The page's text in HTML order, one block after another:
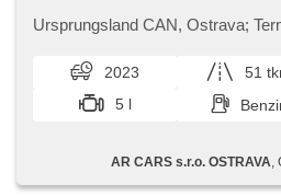
sedadla, Sportsitze, El.
Spiegel, El. Deckel des
volantem, Klimaautomatik, LED
Zentralverriegelung mit
Geschwindigkeitsregelung,
Ursprungsland CAN,​ Ostrava;​
osmiválec (V8) s výkon...
2023 51
5 l
AR CARS s.r.o. OSTRAVA